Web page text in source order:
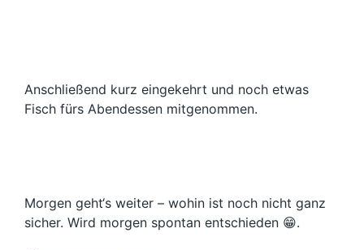
Anschließend kurz eingekehrt und noch etwas
Fisch fürs Abendessen mitgenommen.
Morgen geht‘s weiter – wohin ist noch nicht ganz
sicher. Wird morgen spontan entschieden 😁.